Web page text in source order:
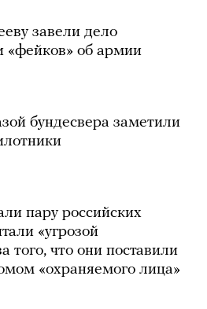
завели дело
«фейков» об армии
бундесвера заметили
пару российских
«угрозой
того, что они поставили
«охраняемого лица»